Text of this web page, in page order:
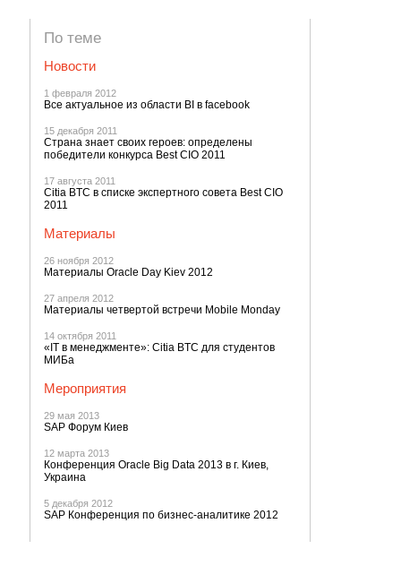
По теме
Новости
1 февраля 2012
Все актуальное из области BI в facebook
15 декабря 2011
Страна знает своих героев: определены
победители конкурса Best CIO 2011
17 августа 2011
Citia BTC в списке экспертного совета Best CIO
2011
Материалы
26 ноября 2012
Материалы Oracle Day Kiev 2012
27 апреля 2012
Материалы четвертой встречи Mobile Monday
14 октября 2011
«IT в менеджменте»: Citia BTC для студентов
МИБа
Мероприятия
29 мая 2013
SAP Форум Киев
12 марта 2013
Конференция Oracle Big Data 2013 в г. Киев,
Украина
5 декабря 2012
SAP Конференция по бизнес-аналитике 2012